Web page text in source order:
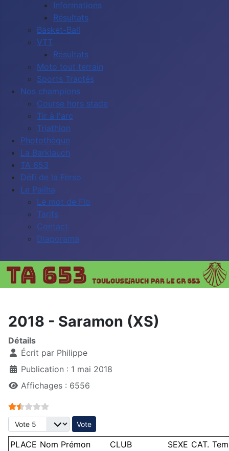
Informations
Résultats
Basket-Ball
VTT
Résultats
Moto tout terrain
Sports Tractés
Nos champions
Course hors stade
Tir à l'arc
Triathlon
Photothèque
La Barklauch
TA 653
Défi de la Ferso
Le Pailha
Le mot de Flo
Tarifs
Contact
Diaporama
2018 - Saramon (XS)
Détails
Écrit par Philippe
Publication : 1 mai 2018
Affichages : 6556
Vote utilisateur:
Veuillez voter
PLACE Nom Prémon CLUB SEXE CAT.